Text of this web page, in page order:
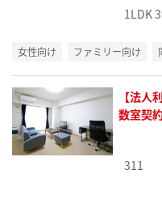
1LDK
女性向け ファミリー向け
【法人
数室契
311